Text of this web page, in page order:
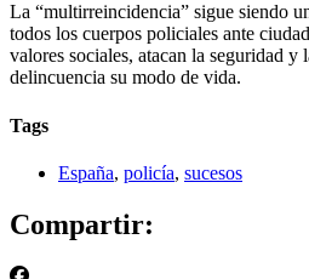
La “multirreincidencia” sigue siendo
todos los cuerpos policiales ante
valores sociales, atacan la seguridad y
delincuencia su modo de vida.
Tags
España, policía, sucesos
Compartir: